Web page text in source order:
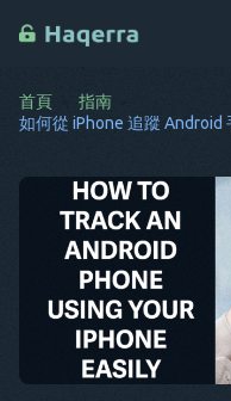
首頁
指南
如何從 iPhone 追蹤 Android